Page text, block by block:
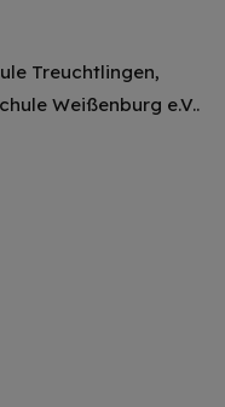
Treuchtlingen,
Weißenburg e.V..